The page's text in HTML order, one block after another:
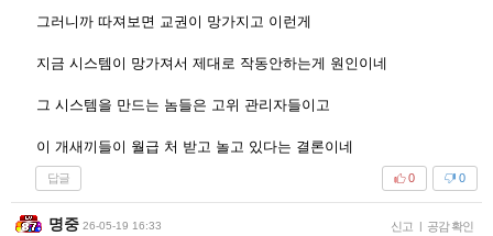
그러니까 따져보면 교권이 망가지고 이런게
지금 시스템이 망가져서 제대로 작동안하는게 원인이네
그 시스템을 만드는 놈들은 고위 관리자들이고
이 개새끼들이 월급 처 받고 놀고 있다는 결론이네
답글 0
0
명중 26-05-19 16:33 신고 | 공감 확인